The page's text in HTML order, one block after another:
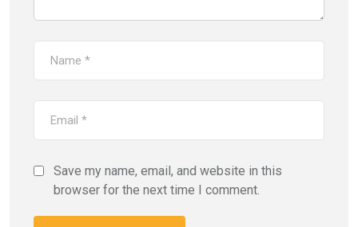
Save my name, email, and website in this
browser for the next time I comment.